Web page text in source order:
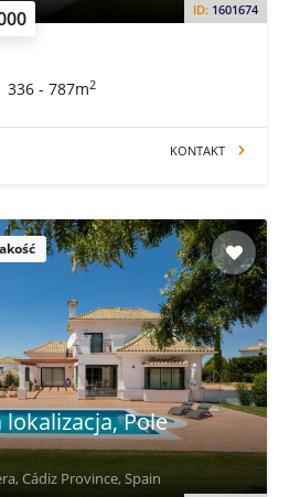
ID: 1601674
336 - 787m2
KONTAKT
Pole
Cádiz Province, Spain